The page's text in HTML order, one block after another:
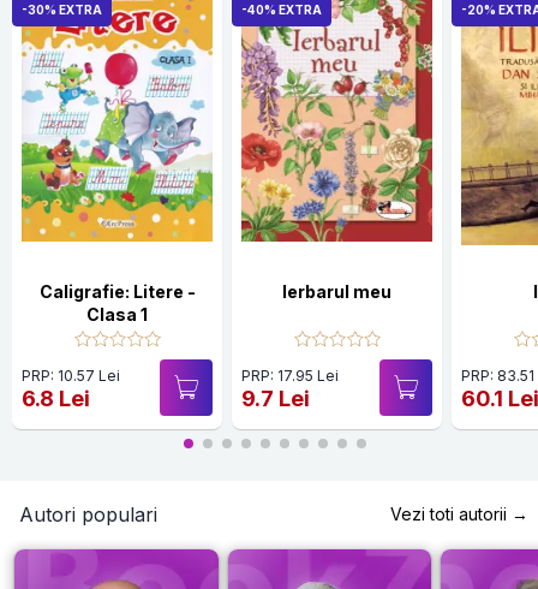
-30% EXTRA
Caligrafie: Litere -
Clasa 1
PRP: 10.57 Lei
6.8 Lei
-40% EXTRA
Ierbarul meu
PRP: 17.95 Lei
9.7 Lei
-20%
PRP:
60.1
Autori populari Vezi toti autorii →